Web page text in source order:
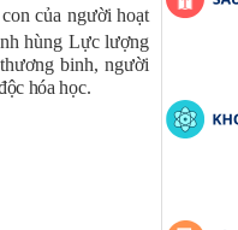
của người hoạt
hùng Lực lượng
binh, người
hóa học.